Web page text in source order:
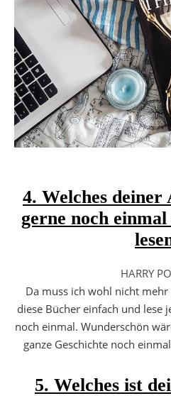
4. Welches
gerne noch
HARRY
Da muss ich wohl nicht mehr
diese Bücher einfach und lese
noch einmal. Wunderschön
ganze Geschichte noch
5. Welches ist